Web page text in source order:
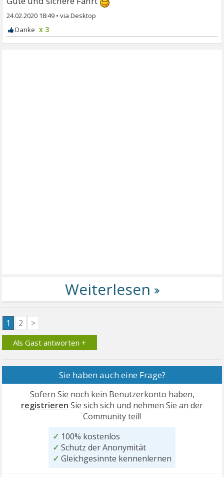
24.02.2020 18:49 •
x 3
1 2 >
Als Gast antworten +
Sie haben auch eine Frage?
Sofern Sie noch kein Benutzerkonto haben,
registrieren Sie sich sich und nehmen Sie an der
Community teil!
✓ 100% kostenlos
✓ Schutz der Anonymität
✓ Gleichgesinnte kennenlernen